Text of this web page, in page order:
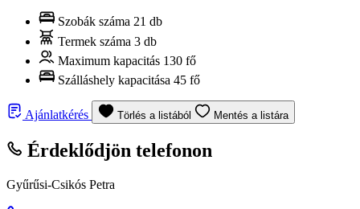
Szobák száma 21 db
Termek száma 3 db
Maximum kapacitás 130 fő
Szálláshely kapacitása 45 fő
Ajánlatkérés Törlés a listából Mentés a listára
Érdeklődjön telefonon
Gyűrűsi-Csikós Petra